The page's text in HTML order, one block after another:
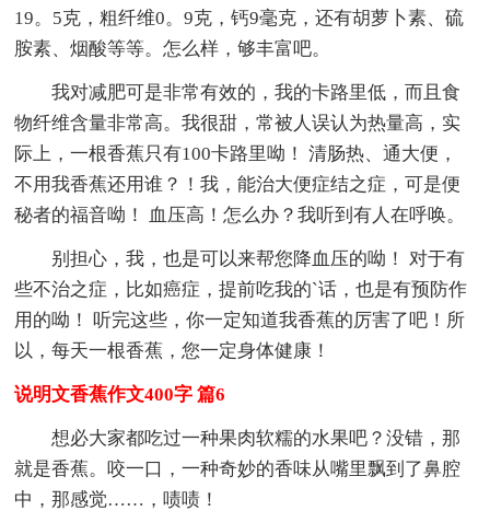
19。5克，粗纤维0。9克，钙9毫克，还有胡萝卜素、硫
胺素、烟酸等等。怎么样，够丰富吧。
我对减肥可是非常有效的，我的卡路里低，而且食
物纤维含量非常高。我很甜，常被人误认为热量高，实
际上，一根香蕉只有100卡路里呦！ 清肠热、通大便，
不用我香蕉还用谁？！我，能治大便症结之症，可是便
秘者的福音呦！ 血压高！怎么办？我听到有人在呼唤。
别担心，我，也是可以来帮您降血压的呦！ 对于有
些不治之症，比如癌症，提前吃我的`话，也是有预防作
用的呦！ 听完这些，你一定知道我香蕉的厉害了吧！所
以，每天一根香蕉，您一定身体健康！
说明文香蕉作文400字 篇6
想必大家都吃过一种果肉软糯的水果吧？没错，那
就是香蕉。咬一口，一种奇妙的香味从嘴里飘到了鼻腔
中，那感觉……，啧啧！